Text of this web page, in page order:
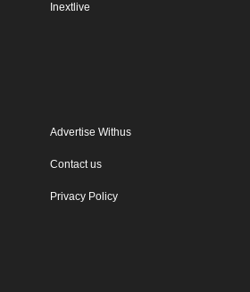
Inextlive
Advertise Withus
Contact us
Privacy Policy